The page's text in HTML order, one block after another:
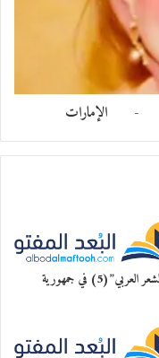
- الإمارات
“ملتقى الشعر العربي”(5) في جمهورية